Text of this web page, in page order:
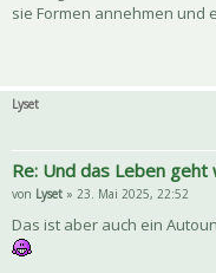
sie Formen annehmen und
Lyset
Re: Und das Leben geht
von Lyset » 23. Mai 2025, 22:52
Das ist aber auch ein